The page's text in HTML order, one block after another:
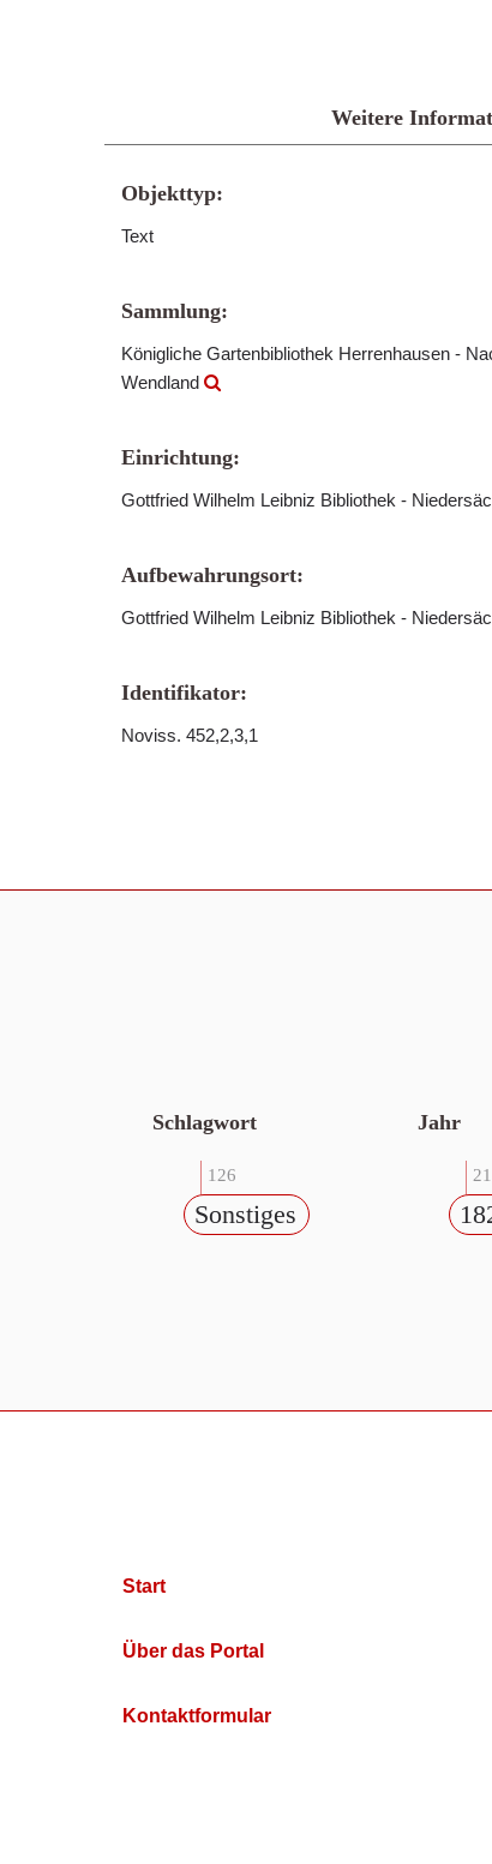
Weitere
Objekttyp:
Text
Sammlung:
Königliche Gartenbibliothek Herrenhausen -
Wendland
Einrichtung:
Gottfried Wilhelm Leibniz Bibliothek -
Aufbewahrungsort:
Gottfried Wilhelm Leibniz Bibliothek -
Identifikator:
Noviss. 452,2,3,1
Schlagwort
126
Sonstiges
Jahr
Start
Über das Portal
Kontaktformular